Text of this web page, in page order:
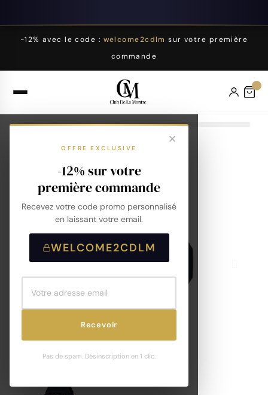
-12% avec le code : welcome2cdlm sur votre première
commande
OFFRE EXCLUSIVE
-12% sur votre
première commande
Recevez votre code promo personnalisé
en laissant votre email.
WELCOME2CDLM
Recevoir
Pas de spam. Désinscription en 1 clic.